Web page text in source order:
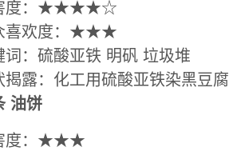
：★★★★☆
欢度：★★★
硫酸亚铁 明矾 垃圾堆
：化工用硫酸亚铁染黑豆腐
油饼
：★★★